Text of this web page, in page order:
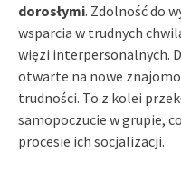
dorosłymi. Zdolność do
wsparcia w trudnych
więzi interpersonalnych.
otwarte na nowe
trudności. To z kolei
samopoczucie w grupie,
procesie ich socjalizacji.